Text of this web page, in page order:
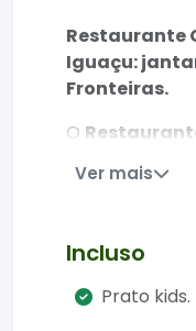
Restaurante
Iguaçu:
Fronteiras.
O
é a
busca uma
experiência
Ver mais
Incluso
Prato kids.